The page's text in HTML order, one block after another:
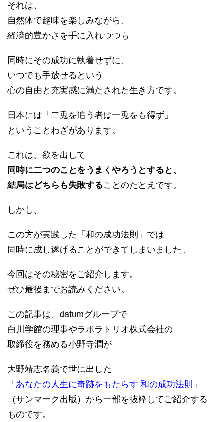
それは、
自然体で趣味を楽しみながら、
経済的豊かさを手に入れつつも
同時にその成功に執着せずに、
いつでも手放せるという
心の自由と充実感に満たされた生き方です。
日本には「二兎を追う者は一兎をも得ず」
ということわざがあります。
これは、欲を出して
同時に二つのことをうまくやろうとすると、
結局はどちらも失敗することのたとえです。
しかし、
この方が実践した「和の成功法則」では
同時に成し遂げることができてしまいました。
今回はその秘密をご紹介します。
ぜひ最後までお読みください。
この記事は、datumグループで
白川学館の理事やラボラトリオ株式会社の
取締役を務める小野寺潤が
大野靖志名義で世に出した
「 あなたの人生に奇跡をもたらす 和の成功法則 」
（サンマーク出版）から一部を抜粋してご紹介する
ものです。